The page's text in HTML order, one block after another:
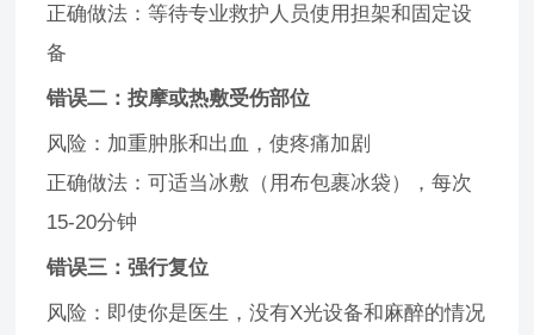
正确做法：等待专业救护人员使用担架和固定设
备
错误二：按摩或热敷受伤部位
风险：加重肿胀和出血，使疼痛加剧
正确做法：可适当冰敷（用布包裹冰袋），每次
15-20分钟
错误三：强行复位
风险：即使你是医生，没有X光设备和麻醉的情况